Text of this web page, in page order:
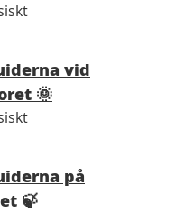
vid
🌞
på
🍃